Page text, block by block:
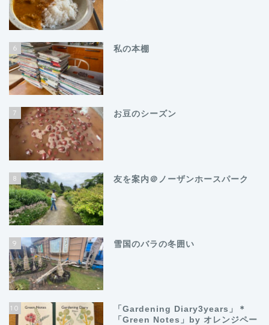
6 私の本棚
7 お豆のシーズン
8 友を案内＠ノーザンホースパーク
9 雪国のバラの冬囲い
10
「Gardening Diary3years」＊
「Green Notes」by オレンジペー